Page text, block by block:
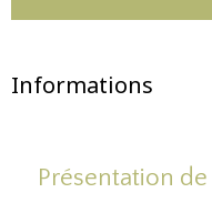
Informations
Présentation